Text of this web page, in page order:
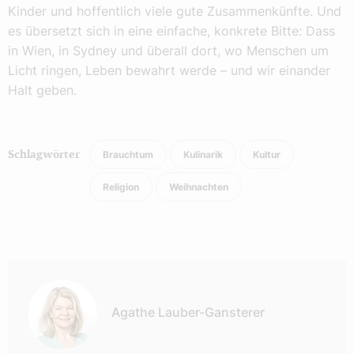
Kinder und hoffentlich viele gute Zusammenkünfte. Und
es übersetzt sich in eine einfache, konkrete Bitte: Dass
in Wien, in Sydney und überall dort, wo Menschen um
Licht ringen, Leben bewahrt werde – und wir einander
Halt geben.
Schlagwörter Brauchtum Kulinarik Kultur
Religion Weihnachten
Agathe Lauber-Gansterer